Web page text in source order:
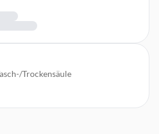
Trockensäule